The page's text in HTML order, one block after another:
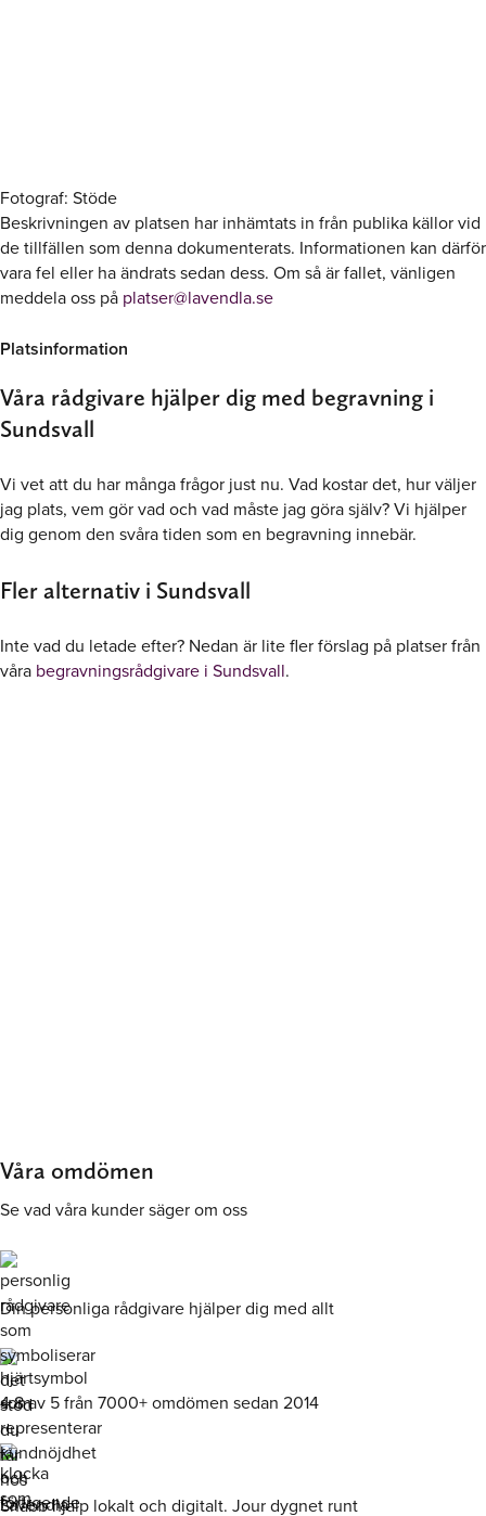
Fotograf: Stöde
Beskrivningen av platsen har inhämtats in från publika källor vid
de tillfällen som denna dokumenterats. Informationen kan därför
vara fel eller ha ändrats sedan dess. Om så är fallet, vänligen
meddela oss på platser@lavendla.se
Platsinformation
Våra rådgivare hjälper dig med begravning i
Sundsvall
Vi vet att du har många frågor just nu. Vad kostar det, hur väljer
jag plats, vem gör vad och vad måste jag göra själv? Vi hjälper
dig genom den svåra tiden som en begravning innebär.
Fler alternativ i Sundsvall
Inte vad du letade efter? Nedan är lite fler förslag på platser från
våra begravningsrådgivare i Sundsvall.
Våra omdömen
Se vad våra kunder säger om oss
Din personliga rådgivare hjälper dig med allt
4.8 av 5 från 7000+ omdömen sedan 2014
Snabb hjälp lokalt och digitalt. Jour dygnet runt